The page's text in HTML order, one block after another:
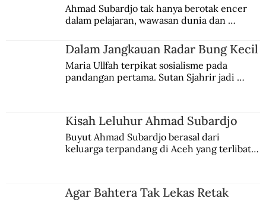
Ahmad Subardjo tak hanya berotak encer
dalam pelajaran, wawasan dunia dan
Jules Verne, Multatuli, hingga Sun Yat-sen.
Dalam Jangkauan Radar Bung Kecil
Maria Ullfah terpikat sosialisme pada
pandangan pertama. Sutan Sjahrir jadi
Kisah Leluhur Ahmad Subardjo
Buyut Ahmad Subardjo berasal dari
keluarga terpandang di Aceh yang terlibat
Agar Bahtera Tak Lekas Retak